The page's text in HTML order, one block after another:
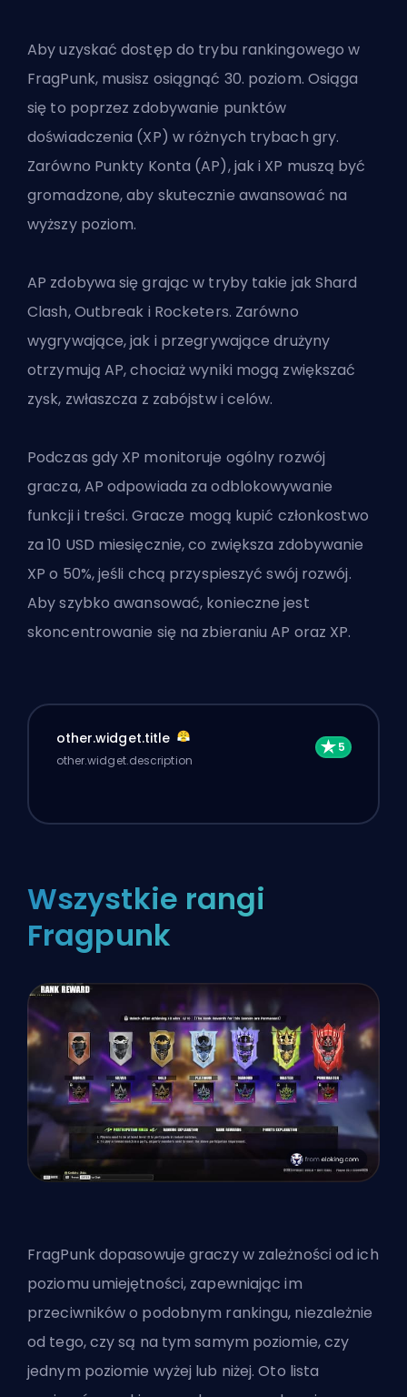
Aby uzyskać dostęp do trybu rankingowego w
FragPunk, musisz osiągnąć 30. poziom. Osiąga
się to poprzez zdobywanie punktów
doświadczenia (XP) w różnych trybach gry.
Zarówno Punkty Konta (AP), jak i XP muszą być
gromadzone, aby skutecznie awansować na
wyższy poziom.
AP zdobywa się grając w tryby takie jak Shard
Clash, Outbreak i Rocketers. Zarówno
wygrywające, jak i przegrywające drużyny
otrzymują AP, chociaż wyniki mogą zwiększać
zysk, zwłaszcza z zabójstw i celów.
Podczas gdy XP monitoruje ogólny rozwój
gracza, AP odpowiada za odblokowywanie
funkcji i treści. Gracze mogą kupić członkostwo
za 10 USD miesięcznie, co zwiększa zdobywanie
XP o 50%, jeśli chcą przyspieszyć swój rozwój.
Aby szybko awansować, konieczne jest
skoncentrowanie się na zbieraniu AP oraz XP.
other.widget.title
other.widget.description
Wszystkie rangi
Fragpunk
FragPunk dopasowuje graczy w zależności od ich
poziomu umiejętności, zapewniając im
przeciwników o podobnym rankingu, niezależnie
od tego, czy są na tym samym poziomie, czy
jednym poziomie wyżej lub niżej. Oto lista